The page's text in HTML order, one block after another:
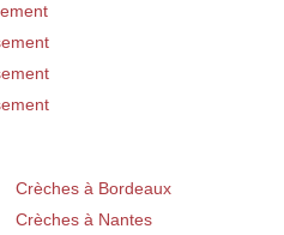
Crèches à Bordeaux
Crèches à Nantes